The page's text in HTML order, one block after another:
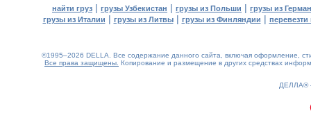
найти груз | грузы Узбекистан | грузы из Польши | грузы из
грузы из Италии | грузы из Литвы| грузы из Финляндии | перевезти
©1995–2026 DELLA. Все содержание данного сайта, включая оформление,
Все права защищены. Копирование и размещение в других средствах